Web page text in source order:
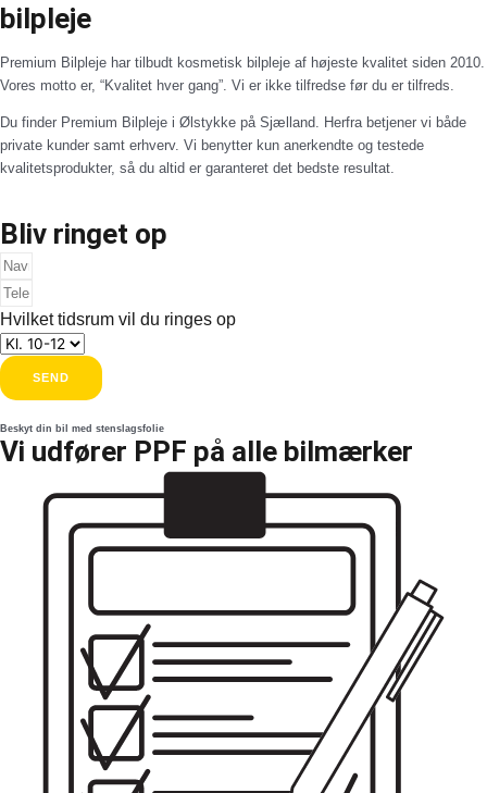
bilpleje
Premium Bilpleje har tilbudt kosmetisk bilpleje af højeste kvalitet siden 2010.
Vores motto er, “Kvalitet hver gang”. Vi er ikke tilfredse før du er tilfreds.
Du finder Premium Bilpleje i Ølstykke på Sjælland. Herfra betjener vi både
private kunder samt erhverv. Vi benytter kun anerkendte og testede
kvalitetsprodukter, så du altid er garanteret det bedste resultat.
Bliv ringet op
Hvilket tidsrum vil du ringes op
SEND
Beskyt din bil med stenslagsfolie
Vi udfører PPF på alle bilmærker